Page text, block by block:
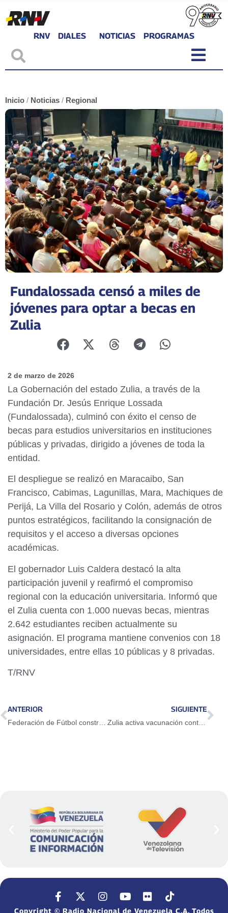
RNV DIALES NOTICIAS PROGRAMAS
Inicio / Noticias / Regional
Fundalossada censó a miles de
jóvenes para optar a becas en
Zulia
2 de marzo de 2026
La Gobernación del estado Zulia, a través de la
Fundación Dr. Jesús Enrique Lossada
(Fundalossada), culminó con éxito el censo de
becas para estudios universitarios en instituciones
públicas y privadas, dirigido a jóvenes de toda la
entidad.
El despliegue se realizó en Maracaibo, San
Francisco, Cabimas, Lagunillas, Mara, Machiques de
Perijá, La Villa del Rosario y Colón, además de otros
puntos estratégicos, facilitando la consignación de
requisitos y el acceso a diversas opciones
académicas.
El gobernador Luis Caldera destacó la alta
participación juvenil y reafirmó el compromiso
regional con la educación universitaria. Informó que
el Zulia cuenta con 1.000 nuevas becas, mientras
2.642 estudiantes reciben actualmente su
asignación. El programa mantiene convenios con 18
universidades, entre ellas 10 públicas y 8 privadas.
T/RNV
ANTERIOR
Federación de Fútbol construye complejo en La Carlota con apoyo de FIFA y Conmebol
SIGUIENTE
Zulia activa vacunación contra fiebre amarilla en municipios fronterizos
Copyright © Radio Nacional de Venezuela C.A. Todos